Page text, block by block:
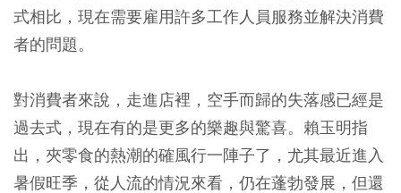
式相比，現在需要雇用許多工作人員服務並解決消費
者的問題。
對消費者來說，走進店裡，空手而歸的失落感已經是
過去式，現在有的是更多的樂趣與驚喜。賴玉明指
出，夾零食的熱潮的確風行一陣子了，尤其最近進入
暑假旺季，從人流的情況來看，仍在蓬勃發展，但還